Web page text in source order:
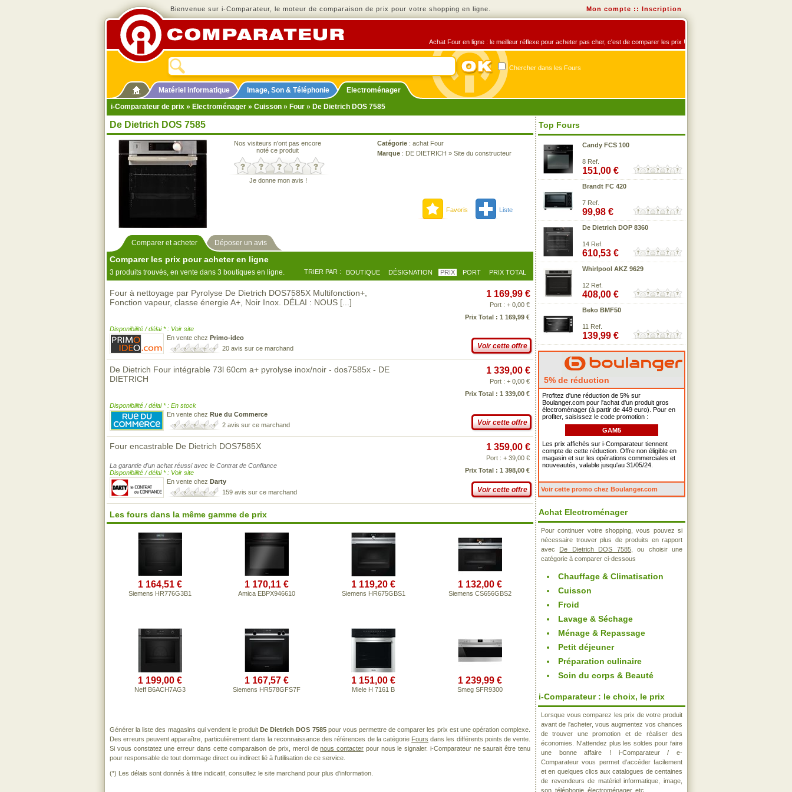
Bienvenue sur i-Comparateur, le moteur de comparaison de prix pour votre shopping en ligne. Mon compte :: Inscription
Achat Four en ligne : le meilleur réflexe pour acheter pas cher, c'est de comparer les prix !
Chercher dans les Fours
Matériel informatique Image, Son & Téléphonie
Electroménager
i-Comparateur de prix » Electroménager » Cuisson » Four » De Dietrich DOS 7585
De Dietrich DOS 7585
Nos visiteurs n'ont pas encore
noté ce produit
Je donne mon avis !
Catégorie : achat Four
Marque : DE DIETRICH » Site du constructeur
Favoris Liste
Comparer et acheter Déposer un avis
Comparer les prix pour acheter en ligne
3 produits trouvés, en vente dans 3 boutiques en ligne. TRIER PAR : BOUTIQUE DÉSIGNATION PRIX PORT PRIX TOTAL
Four à nettoyage par Pyrolyse De Dietrich DOS7585X Multifonction+,
Fonction vapeur, classe énergie A+, Noir Inox. DÉLAI : NOUS [...]
Disponibilité / délai * : Voir site
En vente chez Primo-ideo
20 avis sur ce marchand
1 169,99 €
Port : + 0,00 €
Prix Total : 1 169,99 €
Voir cette offre
De Dietrich Four intégrable 73l 60cm a+ pyrolyse inox/noir - dos7585x - DE
DIETRICH
Disponibilité / délai * : En stock
En vente chez Rue du Commerce
2 avis sur ce marchand
1 339,00 €
Port : + 0,00 €
Prix Total : 1 339,00 €
Voir cette offre
Four encastrable De Dietrich DOS7585X
La garantie d'un achat réussi avec le Contrat de Confiance
Disponibilité / délai * : Voir site
En vente chez Darty
159 avis sur ce marchand
1 359,00 €
Port : + 39,00 €
Prix Total : 1 398,00 €
Voir cette offre
Les fours dans la même gamme de prix
1 164,51 €
Siemens HR776G3B1
1 170,11 €
Amica EBPX946610
1 119,20 €
Siemens HR675GBS1
1 132,00 €
Siemens CS656GBS2
1 199,00 €
Neff B6ACH7AG3
1 167,57 €
Siemens HR578GFS7F
1 151,00 €
Miele H 7161 B
1 239,99 €
Smeg SFR9300
Générer la liste des magasins qui vendent le produitDe Dietrich DOS 7585pour vous permettre de comparer les prix est une opération complexe.
Des erreurs peuvent apparaître, particulièrement dans la reconnaissance des références de la catégorie Fours dans les différents points de vente.
Si vous constatez une erreur dans cette comparaison de prix, merci denous contacter pour nous le signaler. i-Comparateur ne saurait être tenu
pour responsable de tout dommage direct ou indirect lié à l'utilisation de ce service.
(*) Les délais sont donnés à titre indicatif, consultez le site marchand pour plus d'information.
Top Fours
Candy FCS 100
8 Ref.
151,00 €
Brandt FC 420
7 Ref.
99,98 €
De Dietrich DOP 8360
14 Ref.
610,53 €
Whirlpool AKZ 9629
12 Ref.
408,00 €
Beko BMF50
11 Ref.
139,99 €
5% de réduction
Profitez d'une réduction de 5% sur
Boulanger.com pour l'achat d'un produit gros
électroménager (à partir de 449 euro). Pour en
profiter, saisissez le code promotion :
GAM5
Les prix affichés sur i-Comparateur tiennent
compte de cette réduction. Offre non éligible en
magasin et sur les opérations commerciales et
nouveautés, valable jusqu'au 31/05/24.
Voir cette promo chez Boulanger.com
Achat Electroménager
Pour continuer votre shopping, vous pouvez si
nécessaire trouver plus de produits en rapport
avec De Dietrich DOS 7585, ou choisir une
catégorie à comparer ci-dessous
Chauffage & Climatisation
Cuisson
Froid
Lavage & Séchage
Ménage & Repassage
Petit déjeuner
Préparation culinaire
Soin du corps & Beauté
i-Comparateur : le choix, le prix
Lorsque vous comparez les prix de votre produit
avant de l'acheter, vous augmentez vos chances
de trouver une promotion et de réaliser des
économies. N'attendez plus les soldes pour faire
une bonne affaire ! i-Comparateur / e-
Comparateur vous permet d'accéder facilement
et en quelques clics aux catalogues de centaines
de revendeurs de matériel informatique, image,
son, téléphonie, électroménager, etc..